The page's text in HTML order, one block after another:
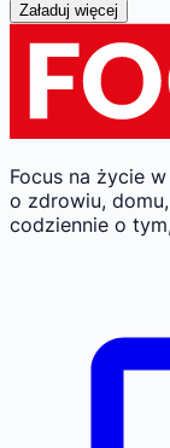
Załaduj więcej
Focus na życie
o zdrowiu,
codziennie o